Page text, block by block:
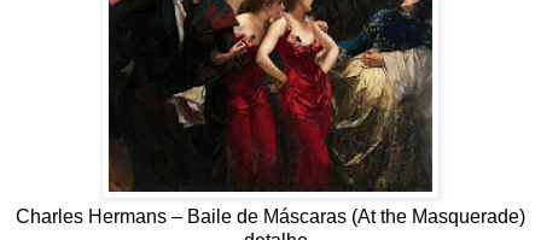
Charles Hermans – Baile de Máscaras (At the Masquerade)